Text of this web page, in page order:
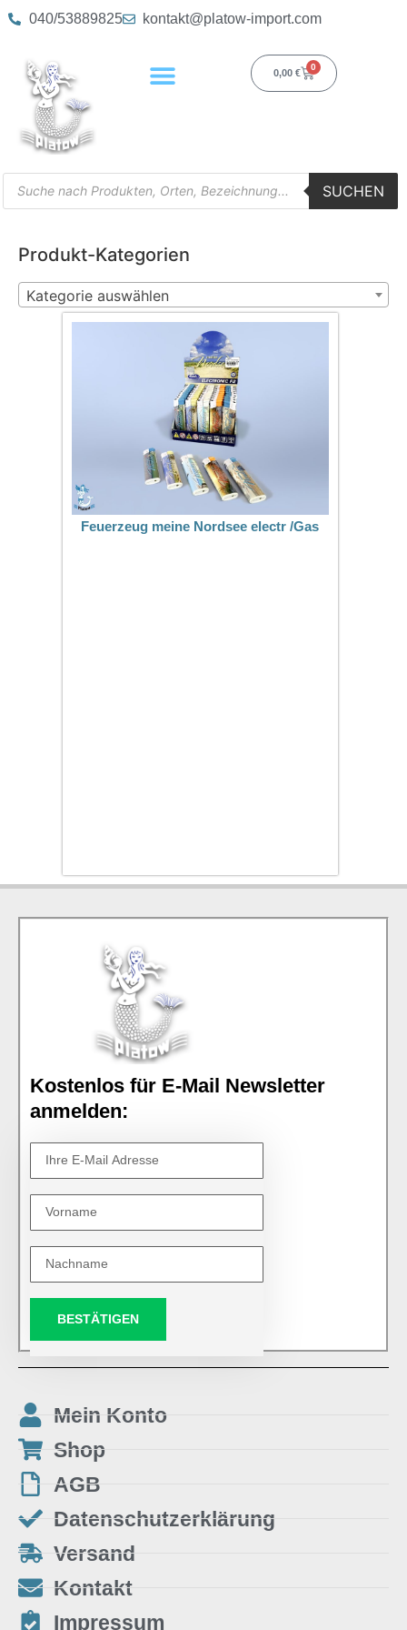
040/53889825 kontakt@platow-import.com
0,00 €
0
SUCHEN
Produkt-Kategorien
Kategorie auswählen
Feuerzeug meine Nordsee electr /Gas
Kostenlos für E-Mail Newsletter
anmelden:
BESTÄTIGEN
Mein Konto
Shop
AGB
Datenschutzerklärung
Versand
Kontakt
Impressum